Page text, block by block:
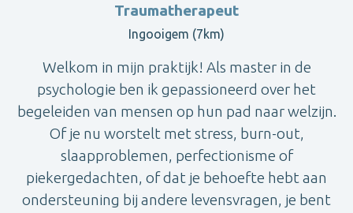
Traumatherapeut
Ingooigem (7km)
Welkom in mijn praktijk! Als master in de
psychologie ben ik gepassioneerd over het
begeleiden van mensen op hun pad naar welzijn.
Of je nu worstelt met stress, burn-out,
slaapproblemen, perfectionisme of
piekergedachten, of dat je behoefte hebt aan
ondersteuning bij andere levensvragen, je bent